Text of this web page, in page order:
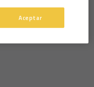
Aceptar